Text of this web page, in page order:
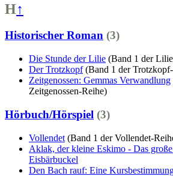
H↑
Historischer Roman (3)
Die Stunde der Lilie (Band 1 der
Der Trotzkopf (Band 1 der
Zeitgenossen: Gemmas Verwandlung
Zeitgenossen-Reihe)
Hörbuch/Hörspiel (3)
Vollendet (Band 1 der Vollendet-
Aklak, der kleine Eskimo - Das
Eisbärbuckel
Den Bach rauf: Eine